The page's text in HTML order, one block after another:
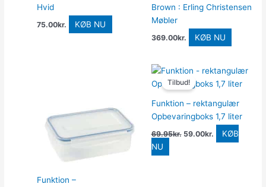
Hvid
75.00kr. KØB NU
Brown : Erling Christensen
Møbler
369.00kr. KØB NU
Funktion –
Tilbud!
Funktion – rektangulær
Opbevaringboks 1,7 liter
69.95kr.
Den
oprindelige
pris
69.95kr..
59.00kr.
Den
aktuelle
pris
59.00kr..
KØB
NU